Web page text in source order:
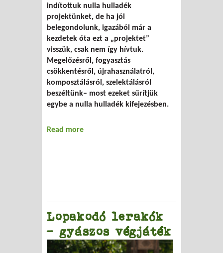
indítottuk nulla hulladék
projektünket, de ha jól
belegondolunk, igazából már a
kezdetek óta ezt a „projektet”
visszük, csak nem így hívtuk.
Megelőzésről, fogyasztás
csökkentésről, újrahasználatról,
komposztálásról, szelektálásról
beszéltünk– most ezeket sűrítjük
egybe a nulla hulladék kifejezésben.
Read more
Lopakodó lerakók
– gyászos végjáték